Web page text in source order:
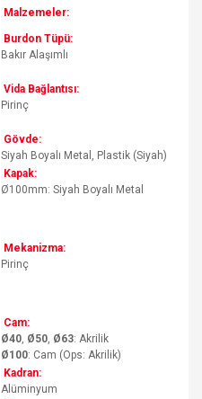
Malzemeler:
Burdon Tüpü:
Bakır Alaşımlı
Vida Bağlantısı:
Pirinç
Gövde:
Siyah Boyalı Metal, Plastik (Siyah)
Kapak:
Ø100mm: Siyah Boyalı Metal
Mekanizma:
Pirinç
Cam:
Ø40, Ø50, Ø63: Akrilik
Ø100: Cam (Ops: Akrilik)
Kadran:
Alüminyum